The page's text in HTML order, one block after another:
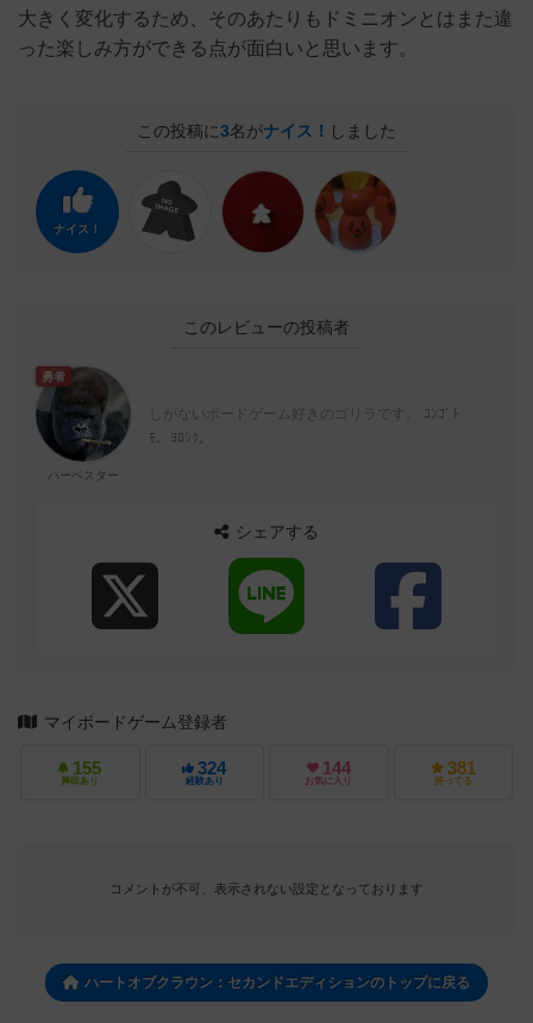
大きく変化するため、そのあたりもドミニオンとはまた違
った楽しみ方ができる点が面白いと思います。
この投稿に3名がナイス！ しました
ナイス！
このレビューの投稿者
勇者
ハーベスター
しがないボードゲーム好きのゴリラです。 ｺﾝｺﾞﾄ
ﾓ、ﾖﾛｼｸ。
シェアする
マイボードゲーム登録者
155
興味あり
324
経験あり
144
お気に入り
381
持ってる
コメントが不可、表示されない設定となっております
ハートオブクラウン：セカンドエディションのトップに戻る